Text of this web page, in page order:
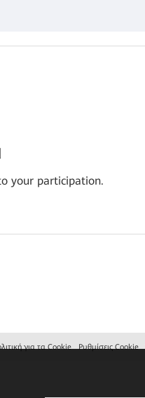
your participation.
για τα Cookie Ρυθμίσεις Cookie